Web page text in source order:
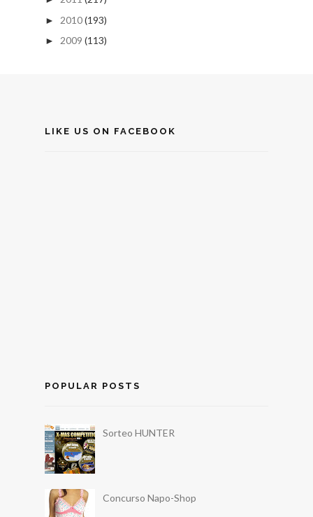
► 2010(193)
► 2009 (113)
LIKE US ON FACEBOOK
POPULAR POSTS
Sorteo HUNTER
Concurso Napo-Shop